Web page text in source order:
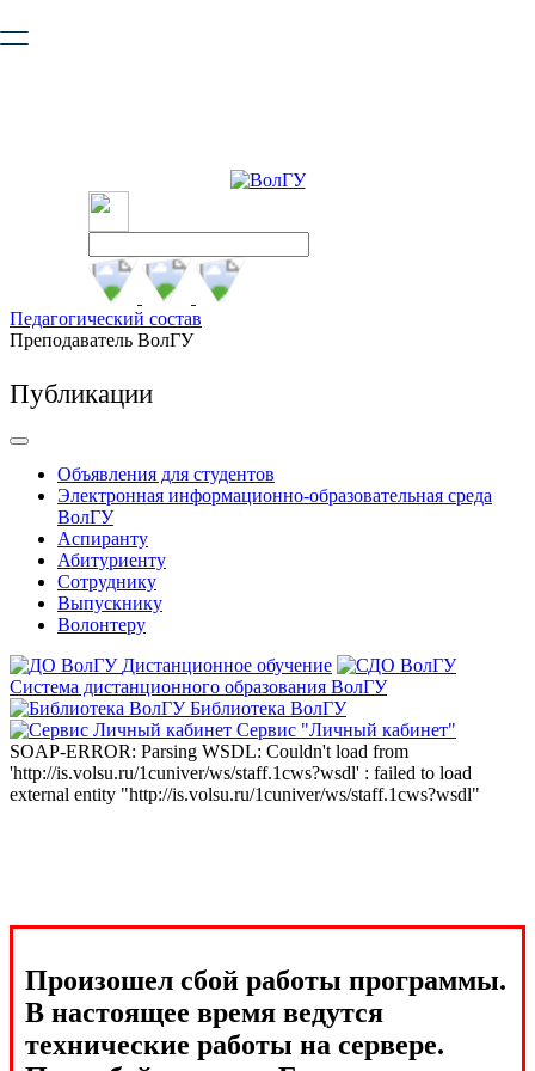
безопасную работу с сайтом. Пожалуйста
Педагогический состав
Преподаватель ВолГУ
Публикации
Объявления для студентов
Электронная информационно-образовательная среда
ВолГУ
Аспиранту
Абитуриенту
Сотруднику
Выпускнику
Волонтеру
Дистанционное обучение
Система дистанционного образования ВолГУ
Библиотека ВолГУ
Сервис "Личный кабинет"
SOAP-ERROR: Parsing WSDL: Couldn't load from
'http://is.volsu.ru/1cuniver/ws/staff.1cws?wsdl' : failed to load
external entity "http://is.volsu.ru/1cuniver/ws/staff.1cws?wsdl"
Произошел сбой работы программы.
В настоящее время ведутся
технические работы на сервере.